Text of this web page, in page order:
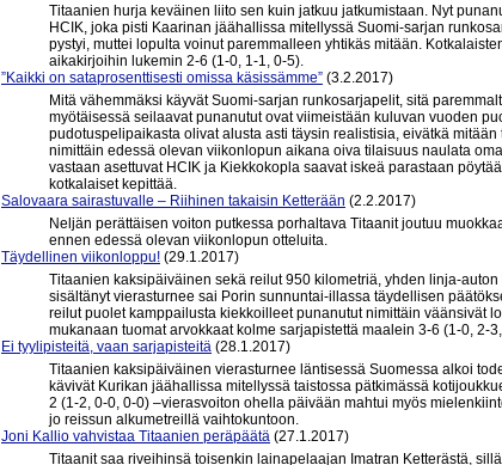
Titaanien hurja keväinen liito sen kuin jatkuu jatkumistaan. Nyt
HCIK, joka pisti Kaarinan jäähallissa mitellyssä Suomi-sarjan
pystyi, muttei lopulta voinut paremmalleen yhtikäs mitään.
aikakirjoihin lukemin 2-6 (1-0, 1-1, 0-5).
”Kaikki on sataprosenttisesti omissa käsissämme” (3.2.2017)
Mitä vähemmäksi käyvät Suomi-sarjan runkosarjapelit, sitä
myötäisessä seilaavat punanutut ovat viimeistään kuluvan vuoden
pudotuspelipaikasta olivat alusta asti täysin realistisia, eivätkä
nimittäin edessä olevan viikonlopun aikana oiva tilaisuus naulata
vastaan asettuvat HCIK ja Kiekkokopla saavat iskeä parastaan
kotkalaiset kepittää.
Salovaara sairastuvalle – Riihinen takaisin Ketterään (2.2.2017)
Neljän perättäisen voiton putkessa porhaltava Titaanit joutuu
ennen edessä olevan viikonlopun otteluita.
Täydellinen viikonloppu! (29.1.2017)
Titaanien kaksipäiväinen sekä reilut 950 kilometriä, yhden linja-
sisältänyt vierasturnee sai Porin sunnuntai-illassa täydellisen
reilut puolet kamppailusta kiekkoilleet punanutut nimittäin väänsivät
mukanaan tuomat arvokkaat kolme sarjapistettä maalein 3-6 (1-0, 2-
Ei tyylipisteitä, vaan sarjapisteitä (28.1.2017)
Titaanien kaksipäiväinen vierasturnee läntisessä Suomessa alkoi
kävivät Kurikan jäähallissa mitellyssä taistossa pätkimässä
2 (1-2, 0-0, 0-0) –vierasvoiton ohella päivään mahtui myös
jo reissun alkumetreillä vaihtokuntoon.
Joni Kallio vahvistaa Titaanien peräpäätä (27.1.2017)
Titaanit saa riveihinsä toisenkin lainapelaajan Imatran Ketterästä,